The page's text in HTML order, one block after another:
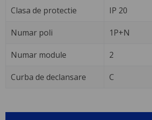
Clasa de protectie IP 20
Numar poli 1P+N
Numar module 2
Curba de declansare C